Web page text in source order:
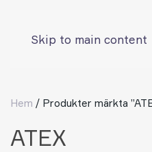
Skip to main content
Hem / Produkter märkta
ATEX